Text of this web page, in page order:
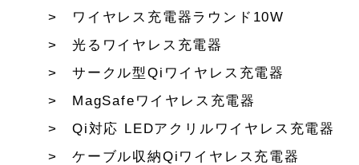
ワイヤレス充電器ラウンド10W
光るワイヤレス充電器
サークル型Qiワイヤレス充電器
MagSafeワイヤレス充電器
Qi対応 LEDアクリルワイヤレス充電器
ケーブル収納Qiワイヤレス充電器